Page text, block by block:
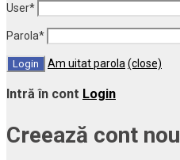
User*
Parola*
Am uitat parola (close)
Intră în cont Login
Creează cont nou